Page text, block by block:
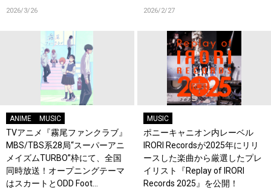
OA！
2026/3/26 2026/2/27
ANIME MUSIC
TVアニメ『霧尾ファンクラブ』
MBS/TBS系28局“スーパーアニ
メイズムTURBO”枠にて、全国
同時放送！オープニングテーマ
はスカートとODD Foot
MUSIC
ポニーキャニオン内レーベル
IRORI Recordsが2025年にリリ
ースした楽曲から厳選したプレ
イリスト『Replay of IRORI
Records 2025』を公開！